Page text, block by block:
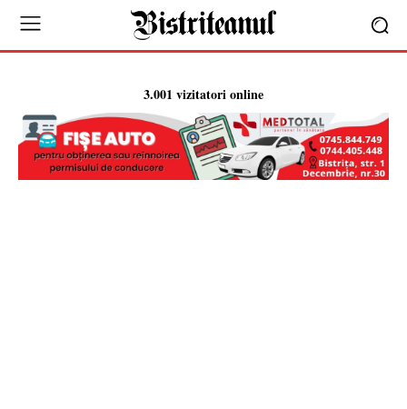
3.001 vizitatori online